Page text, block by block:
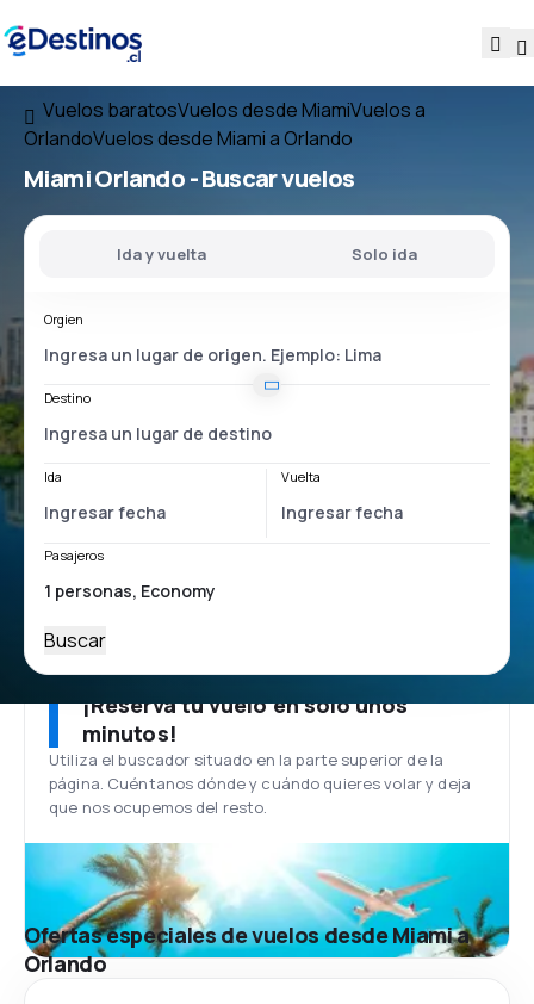
Vuelos baratosVuelos desde MiamiVuelos a
OrlandoVuelos desde Miami a Orlando
Miami Orlando- Buscar vuelos
Ida y vuelta Solo ida
Orgien
Destino
Ida Vuelta
Pasajeros
Buscar
¡Reserva tu vuelo en solo unos
minutos!
Utiliza el buscador situado en la parte superior de la
página. Cuéntanos dónde y cuándo quieres volar y deja
que nos ocupemos del resto.
Ofertas especiales de vuelos desde Miami a
Orlando